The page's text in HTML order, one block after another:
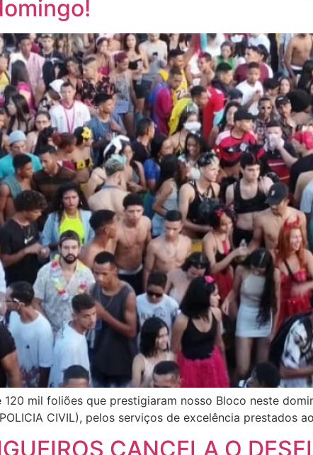
mil foliões que prestigiaram nosso Bloco neste
POLICIA CIVIL), pelos serviços de excelência prestados
CANCELA O